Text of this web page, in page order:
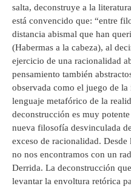
salta, deconstruye a la
está convencido que: “entre
distancia abismal que han
(Habermas a la cabeza), al
ejercicio de una racionalidad
pensamiento también
observada como el juego de
lenguaje metafórico de la
deconstrucción es muy
nueva filosofía desvinculada
exceso de racionalidad.
no nos encontramos con un
Derrida. La deconstrucción
levantar la envoltura retórica